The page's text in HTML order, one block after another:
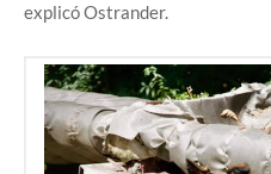
explicó Ostrander.